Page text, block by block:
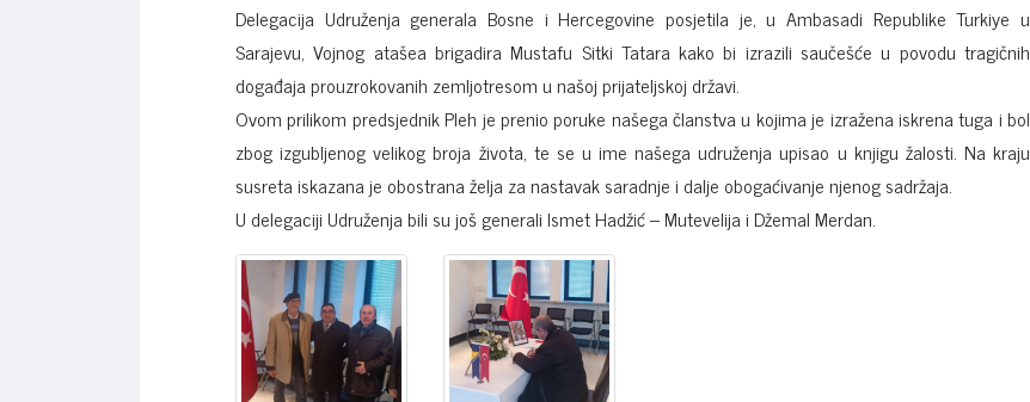
Delegacija Udruženja generala Bosne i Hercegovine posjetila je, u Ambasadi Republike Turkiye u
Sarajevu, Vojnog atašea brigadira Mustafu Sitki Tatara kako bi izrazili saučešće u povodu tragičnih
događaja prouzrokovanih zemljotresom u našoj prijateljskoj državi.
Ovom prilikom predsjednik Pleh je prenio poruke našega članstva u kojima je izražena iskrena tuga i bol
zbog izgubljenog velikog broja života, te se u ime našega udruženja upisao u knjigu žalosti. Na kraju
susreta iskazana je obostrana želja za nastavak saradnje i dalje obogaćivanje njenog sadržaja.
U delegaciji Udruženja bili su još generali Ismet Hadžić – Mutevelija i Džemal Merdan.